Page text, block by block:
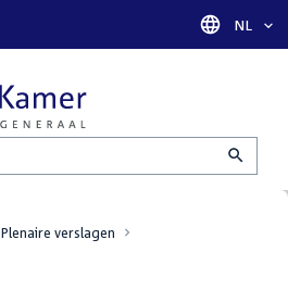
Taal
NL
Plenaire verslagen